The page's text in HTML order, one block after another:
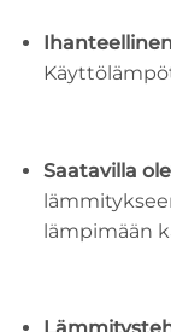
Saatavilla
lämpimään